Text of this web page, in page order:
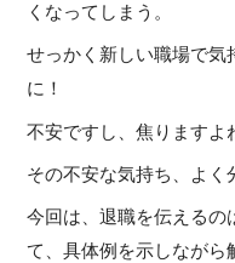
くなってしまう。
せっかく新しい職場で気
に！
不安ですし、焦りますよ
その不安な気持ち、よく
今回は、退職を伝えるの
て、具体例を示しながら